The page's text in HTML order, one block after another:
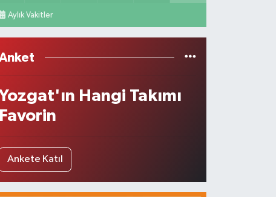
Aylık Vakitler
Hangi Takımı
Favorin
Ankete Katıl